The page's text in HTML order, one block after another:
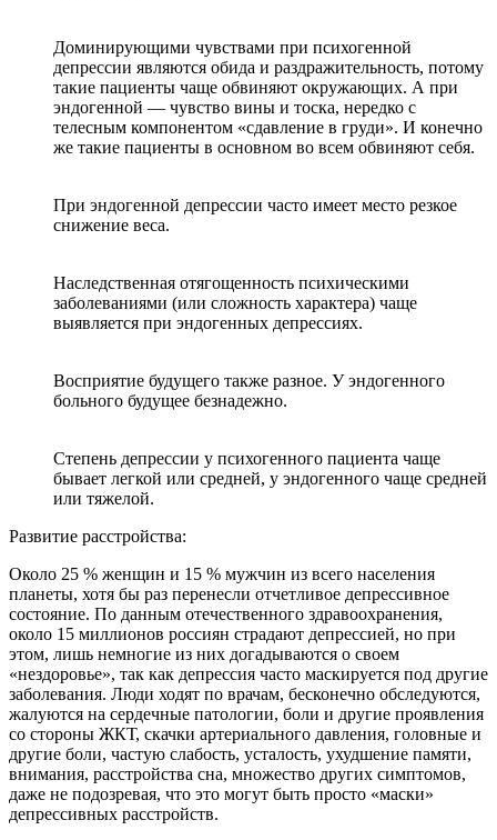
Доминирующими чувствами при психогенной
депрессии являются обида и раздражительность, потому
такие пациенты чаще обвиняют окружающих. А при
эндогенной — чувство вины и тоска, нередко с
телесным компонентом «сдавление в груди». И конечно
же такие пациенты в основном во всем обвиняют себя.
При эндогенной депрессии часто имеет место резкое
снижение веса.
Наследственная отягощенность психическими
заболеваниями (или сложность характера) чаще
выявляется при эндогенных депрессиях.
Восприятие будущего также разное. У эндогенного
больного будущее безнадежно.
Степень депрессии у психогенного пациента чаще
бывает легкой или средней, у эндогенного чаще средней
или тяжелой.
Развитие расстройства:
Около 25 % женщин и 15 % мужчин из всего населения
планеты, хотя бы раз перенесли отчетливое депрессивное
состояние. По данным отечественного здравоохранения,
около 15 миллионов россиян страдают депрессией, но при
этом, лишь немногие из них догадываются о своем
«нездоровье», так как депрессия часто маскируется под другие
заболевания. Люди ходят по врачам, бесконечно обследуются,
жалуются на сердечные патологии, боли и другие проявления
со стороны ЖКТ, скачки артериального давления, головные и
другие боли, частую слабость, усталость, ухудшение памяти,
внимания, расстройства сна, множество других симптомов,
даже не подозревая, что это могут быть просто «маски»
депрессивных расстройств.